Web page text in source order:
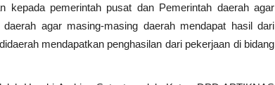
kepada pemerintah pusat dan Pemerintah daerah agar
agar masing-masing daerah mendapat hasil dari
mendapatkan penghasilan dari pekerjaan di bidang